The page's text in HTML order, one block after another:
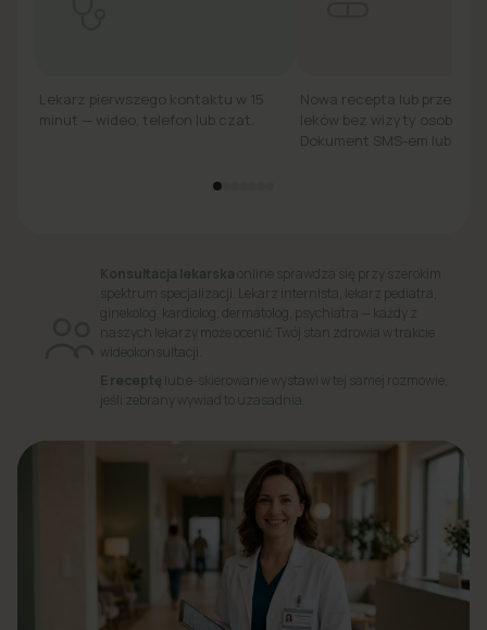
Lekarz pierwszego kontaktu w 15
minut — wideo, telefon lub czat.
Nowa recepta lub
leków bez wizyty osobiście.
Dokument SMS-em lub e-
Konsultacja lekarskaonline sprawdza się przy szerokim
spektrum specjalizacji. Lekarz internista, lekarz pediatra,
ginekolog, kardiolog, dermatolog, psychiatra — każdy z
naszych lekarzy może ocenić Twój stan zdrowia w trakcie
wideokonsultacji.
E receptę lub e-skierowanie wystawi w tej samej rozmowie,
jeśli zebrany wywiad to uzasadnia.